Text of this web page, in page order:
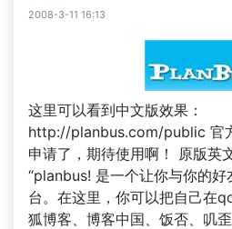
2008-3-11 16:13
这里可以看到中文版效果：
http://planbus.com/public 官
申请了，期待使用啊！ 原版英
“planbus! 是一个让你与你的
台。在这里，你可以把自己在
狐博客、博客中国、饭否、叽